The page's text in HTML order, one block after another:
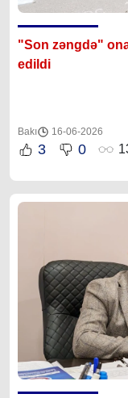
"Son zəngdə"
edildi
Bakı 16-06-2026
3 0